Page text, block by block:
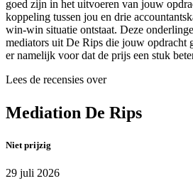
goed zijn in het uitvoeren van jouw
koppeling tussen jou en drie
win-win situatie ontstaat. Deze
mediators uit De Rips die jouw opdracht
er namelijk voor dat de prijs een stuk
Lees de recensies over
Mediation De Rips
Niet prijzig
29 juli 2026